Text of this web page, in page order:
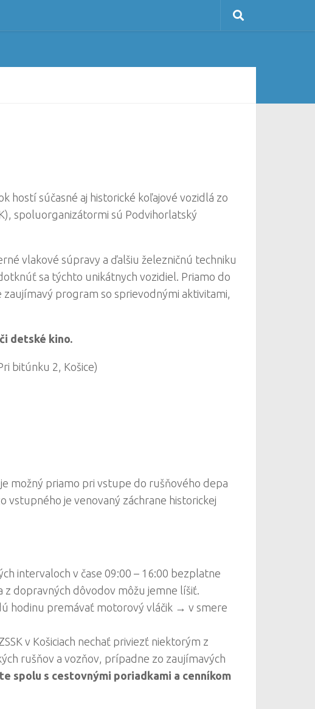
hostí súčasné aj historické koľajové vozidlá zo
spoluorganizátormi sú Podvihorlatský
vlakové súpravy a ďalšiu železničnú techniku
sa týchto unikátnych vozidiel. Priamo do
program so sprievodnými aktivitami,
detské kino.
bitúnku 2, Košice)
možný priamo pri vstupe do rušňového depa
vstupného je venovaný záchrane historickej
intervaloch v čase 09:00 – 16:00 bezplatne
dopravných dôvodov môžu jemne líšiť.
hodinu premávať motorový vláčik → v smere
v Košiciach nechať priviezť niektorým z
rušňov a vozňov, prípadne zo zaujímavých
spolu s cestovnými poriadkami a cenníkom